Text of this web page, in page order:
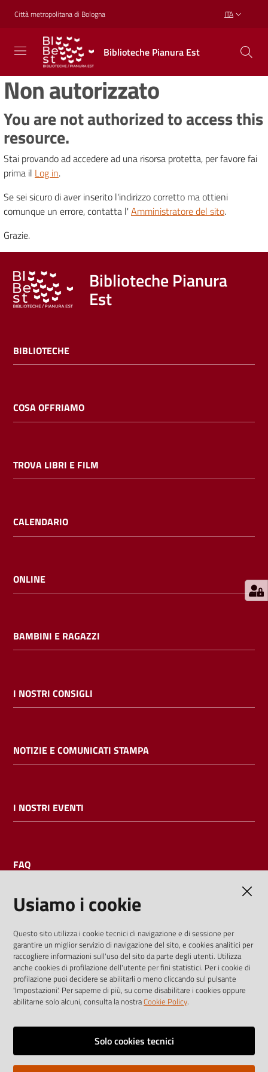
Vai al contenuto
Vai alla navigazione
Vai al footer
Città metropolitana di Bologna ITA
Biblioteche Pianura Est
Biblioteche
Pianura
Est
CONOSCERE,
CREARE,
Biblioteche
Cosa
offriamo
Trova
libri
e
film
Calendario
i
cataloghi
bibliotecario
Non autorizzato
You are not authorized to access this
resource.
Stai provando ad accedere ad una risorsa protetta, per favore fai
prima il Log in.
Se sei sicuro di aver inserito l'indirizzo corretto ma ottieni
comunque un errore, contatta l' Amministratore del sito.
Grazie.
Biblioteche Pianura
Est
BIBLIOTECHE
COSA OFFRIAMO
TROVA LIBRI E FILM
CALENDARIO
ONLINE
BAMBINI E RAGAZZI
I NOSTRI CONSIGLI
NOTIZIE E COMUNICATI STAMPA
I NOSTRI EVENTI
FAQ
I dati personali pubblicati sono riutilizzabili solo alle condizioni
previste dalla direttiva comunitaria 2003/98/CE e dal d.lgs.
36/2006
Vai alla pagina
Note legali
Usiamo i cookie
Questo sito utilizza i cookie tecnici di navigazione e di sessione per
garantire un miglior servizio di navigazione del sito, e cookies analitici per
raccogliere informazioni sull'uso del sito da parte degli utenti. Utilizza
anche cookies di profilazione dell'utente per fini statistici. Per i cookie di
profilazione puoi decidere se abilitarli o meno cliccando sul pulsante
'Impostazioni'. Per saperne di più, su come disabilitare i cookies oppure
abilitarne solo alcuni, consulta la nostraCookie Policy.
Solo cookies tecnici